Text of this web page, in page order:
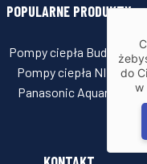
POPULARNE PRODUKTY
Pompy ciepła Buderus
Pompy ciepła NIBE
Panasonic Aquarea
do
w